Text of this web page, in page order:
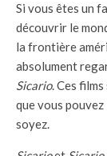
Si vous êtes un
découvrir le
la frontière
absolument
Sicario. Ces
que vous
soyez.